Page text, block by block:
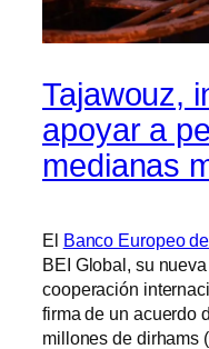
Tajawouz,
apoyar a
medianas
El Banco Europeo
BEI Global, su
cooperación
firma de un acuerdo
millones de dirhams